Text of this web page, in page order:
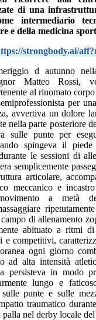
di una
intermediario
e della medicina
strongbody.ai/
d autunno
Matteo Rossi,
al rinomato
per
avvertiva un dolore
nella parte posteriore
sulle punte per
spingeva il
le sessioni di
semplicemente
articolare,
meccanico e
a metà
di allenamento
abituato a ritmi
e competitivi,
ogni giorno
ad alta intensità
persisteva in modo
lungo e
sulle punte e sulle
traumatico
palla nel derby locale